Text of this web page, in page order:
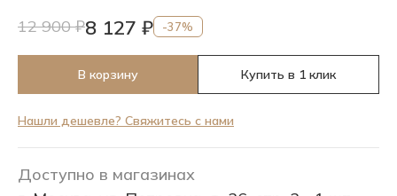
12 900 ₽8 127 ₽ -37%
В корзину Купить в 1 клик
Нашли дешевле? Свяжитесь с нами
Доступно в магазинах